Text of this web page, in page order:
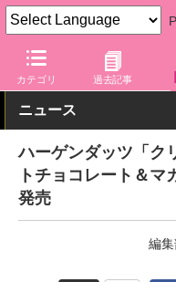
カテゴリ 過去記事
グルメ Watch 店舗 コン
ニュース
ハーゲンダッツ「ク
トチョコレート＆
発売
編